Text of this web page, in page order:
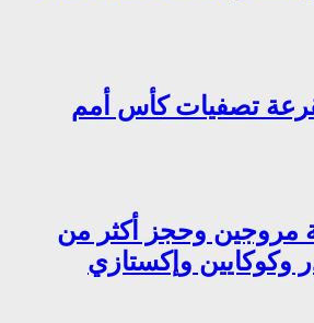
لقرعة تصفيات كأس أمم
مروجين وحجز أكثر من